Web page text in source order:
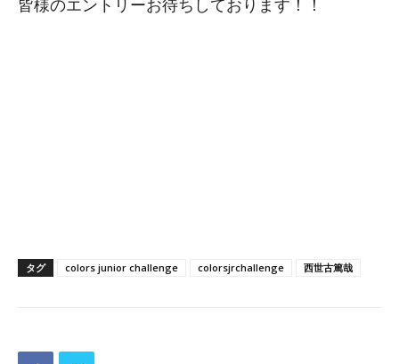
皆様のエントリーお待ちしております！！
タグ colors junior challenge colorsjrchallenge 西世古篤哉